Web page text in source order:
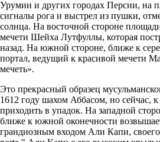
Урумии и других городах Персии, на
сигналы рога и выстрел из пушки,
солнца. На восточной стороне
мечети Шейха Лутфуллы, которая
назад. На южной стороне, ближе к
портал, ведущий к красивой мечети
мечеть».
Это прекрасный образец
1612 году шахом Аббасом, но сейчас,
приходить в упадок. На западной
ближе к южной оконечности
грандиозным входом Али Капи,